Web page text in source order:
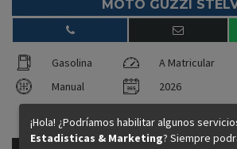
MOTO GUZZI
Gasolina A Matricular
Manual
2026
¡Hola! ¿Podríamos habilitar algunos
Estadisticas & Marketing? Siempre